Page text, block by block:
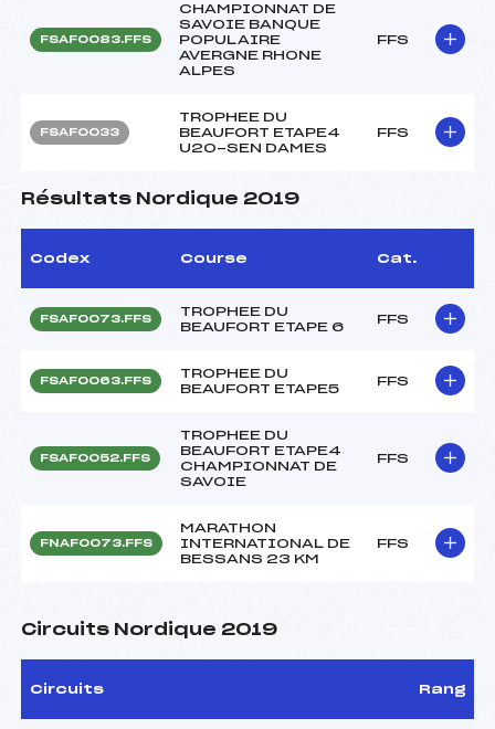
FSAF0083.FFS
CHAMPIONNAT DE
SAVOIE BANQUE
POPULAIRE
AVERGNE RHONE
ALPES
FFS
FSAF0033
TROPHEE DU
BEAUFORT ETAPE4
U20-SEN DAMES
FFS
Résultats Nordique 2019
Codex Course Cat.
FSAF0073.FFS
TROPHEE DU
BEAUFORT ETAPE 6
FFS
FSAF0063.FFS
TROPHEE DU
BEAUFORT ETAPE5
FFS
FSAF0052.FFS
TROPHEE DU
BEAUFORT ETAPE4
CHAMPIONNAT DE
SAVOIE
FFS
FNAF0073.FFS
MARATHON
INTERNATIONAL DE
BESSANS 23 KM
FFS
Circuits Nordique 2019
Circuits Rang